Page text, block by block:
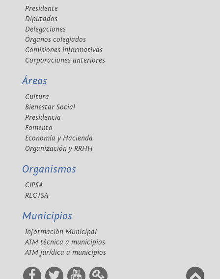
Presidente
Diputados
Delegaciones
Órganos colegiados
Comisiones informativas
Corporaciones anteriores
Áreas
Cultura
Bienestar Social
Presidencia
Fomento
Economía y Hacienda
Organización y RRHH
Organismos
CIPSA
REGTSA
Municipios
Información Municipal
ATM técnica a municipios
ATM jurídica a municipios